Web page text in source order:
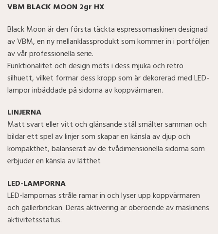
VBM BLACK MOON 2gr HX
Black Moon är den första täckta espressomaskinen designad
av VBM, en ny mellanklassprodukt som kommer in i portföljen
av vår professionella serie.
Funktionalitet och design möts i dess mjuka och retro
silhuett, vilket formar dess kropp som är dekorerad med LED-
lampor inbäddade på sidorna av koppvärmaren.
LINJERNA
Matt svart eller vitt och glänsande stål smälter samman och
bildar ett spel av linjer som skapar en känsla av djup och
kompakthet, balanserat av de tvådimensionella sidorna som
erbjuder en känsla av lätthet
LED-LAMPORNA
LED-lampornas stråle ramar in och lyser upp koppvärmaren
och gallerbrickan. Deras aktivering är oberoende av maskinens
aktivitetsstatus.